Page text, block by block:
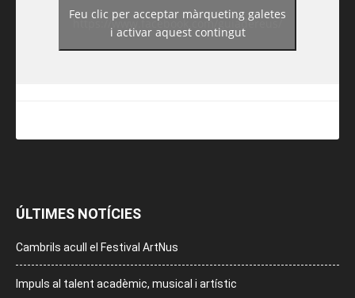
https://www.facebook.com/guiadereus/
Feu clic per acceptar màrqueting galetes
i activar aquest contingut
ÚLTIMES NOTÍCIES
Cambrils acull el Festival ArtNus
Impuls al talent acadèmic, musical i artístic